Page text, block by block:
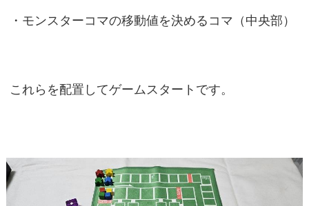
・モンスターコマの移動値を決めるコマ（中央部）
これらを配置してゲームスタートです。